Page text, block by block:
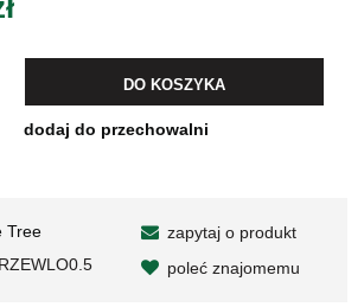
DO KOSZYKA
dodaj do przechowalni
Tree
zapytaj o produkt
poleć znajomemu